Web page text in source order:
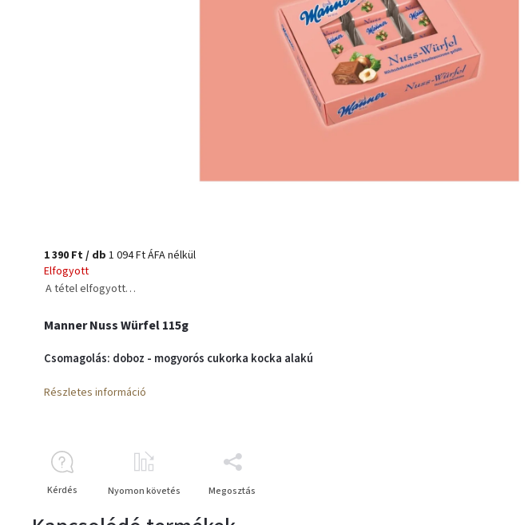
1 390 Ft/ db 1 094 Ft ÁFA nélkül
Elfogyott
A tétel elfogyott…
Manner Nuss Würfel 115g
Csomagolás: doboz - mogyorós cukorka kocka alakú
Részletes információ
Kérdés Nyomon követés Megosztás